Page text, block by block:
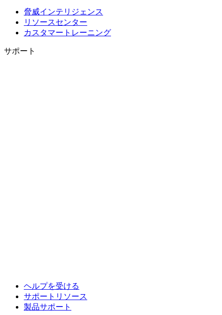
脅威インテリジェンス
リソースセンター
カスタマートレーニング
サポート
ヘルプを受ける
サポートリソース
製品サポート